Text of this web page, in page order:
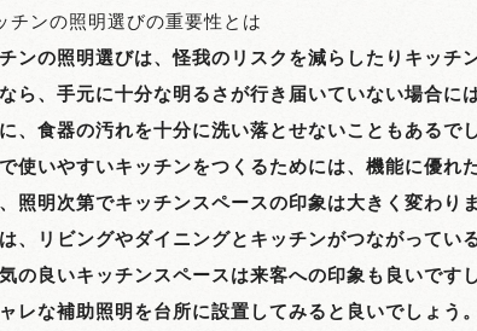
チンの照明選びの重要性とは
ンの照明選びは、怪我のリスクを減らしたりキッチ
ら、手元に十分な明るさが行き届いていない場合に
、食器の汚れを十分に洗い落とせないこともあるで
使いやすいキッチンをつくるためには、機能に優れ
照明次第でキッチンスペースの印象は大きく変わりま
、リビングやダイニングとキッチンがつながってい
の良いキッチンスペースは来客への印象も良いです
レな補助照明を台所に設置してみると良いでしょう。